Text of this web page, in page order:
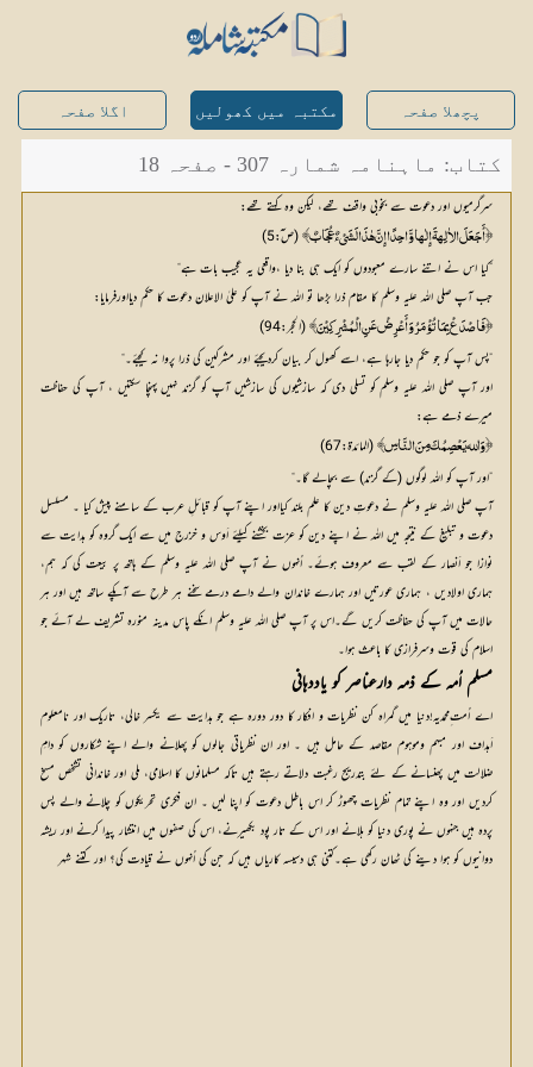
پچھلا صفحہ مکتبہ میں کھولیں اگلا صفحہ
کتاب: ماہنامہ شمارہ 307 - صفحہ 18
سرگرمیوں اور دعوت سے بخوبی واقف تھے، لیکن وہ کہتے تھے:
﴿أَجَعَلَ الاٰلِهةَ إِلٰها وَّاحِدًا إِنَّ هٰذَا لَشَيْءٌ عُجَابٌ﴾ (ص ٓ:5)
”کیا اس نے اتنے سارے معبودوں کو ایک ہی بنا دیا ،واقعی یہ عجیب بات ہے“
جب آپ صلی اللہ علیہ وسلم کا مقام ذرا بڑھا تو اللہ نے آپ کو علیٰ الاعلان دعوت کا حکم دیااورفرمایا:
﴿فَاصْدَعْ بِمَا تُؤْمَرُ وَأَعْرِضْ عَنِ الْمُشْرِكِيْنَ﴾ (الحجر:94)
”پس آپ کو جو حکم دیا جارہا ہے، اسے کھول کر بیان کردیجئے اور مشرکین کی ذرا پروا نہ کیجئے۔“
اور آپ صلی اللہ علیہ وسلم کو تسلی دی کہ سازشیوں کی سازشیں آپ کو گزند نہیں پہنچا سکتیں ، آپ کی حفاظت
میرے ذمے ہے:
﴿وَالله يَعْصِمُكَ مِنَ النَّاسِ﴾ (المائدة:67)
”اور آپ کو اللہ لوگوں (کے گزند) سے بچالے گا۔“
آپ صلی اللہ علیہ وسلم نے دعوتِ دین کا علم بلند کیااور اپنے آپ کو قبائلِ عرب کے سامنے پیش کیا ۔ مسلسل
دعوت و تبلیغ کے نتیجہ میں اللہ نے اپنے دین کو عزت بخشنے کیلئے اَوس و خزرج میں سے ایک گروہ کو ہدایت سے
نوازا جو اَنصار کے لقب سے معروف ہوئے۔ اُنہوں نے آپ صلی اللہ علیہ وسلم کے ہاتھ پر بیعت کی کہ ہم،
ہماری اولادیں ، ہماری عورتیں اور ہمارے خاندان والے دامے درمے سخنے ہر طرح سے آپکے ساتھ ہیں اور ہر
حالات میں آپ کی حفاظت کریں گے۔اس پر آپ صلی اللہ علیہ وسلم انکے پاس مدینہ منورہ تشریف لے آئے جو
اسلام کی قوت وسرفرازی کا باعث ہوا۔
مسلم اُمہ کے ذمہ دارعناصر کو یاددہانی
اے اُمت ِمحمدیہ!دنیا میں گمراہ کن نظریات و افکار کا دور دورہ ہے جو ہدایت سے یکسر خالی، تاریک اور نامعلوم
اَہداف اور مبہم وموہوم مقاصد کے حامل ہیں ۔ اور ان نظریاتی جالوں کو پھلانے والے اپنے شکاروں کو دامِ
ضلالت میں پھنسانے کے لئے بتدریج رغبت دلاتے رہتے ہیں تاکہ مسلمانوں کا اسلامی، ملی اور خاندانی تشخص مسخ
کردیں اور وہ اپنے تمام نظریات چھوڑ کر اس باطل دعوت کو اپنا لیں ۔ ان فکری تحریکوں کو چلانے والے پس
پردہ ہیں جنہوں نے پوری دنیا کو ہلانے اور اس کے تار پود بکھیرنے، اس کی صفوں میں انتشار پیدا کرنے اور ریشہ
دوانیوں کو ہوا دینے کی ٹھان رکھی ہے۔کتنی ہی دسیسہ کاریاں ہیں کہ جن کی اُنہوں نے قیادت کی؟ اور کتنے شہر